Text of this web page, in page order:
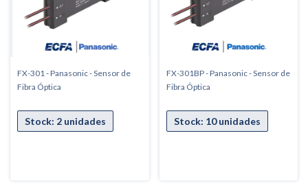
FX-301 - Panasonic - Sensor de
Fibra Óptica
FX-301BP - Panasonic - Sensor de
Fibra Óptica